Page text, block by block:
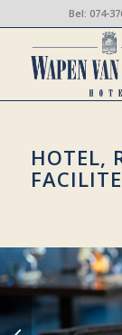
Bel: 074-
HOTEL,